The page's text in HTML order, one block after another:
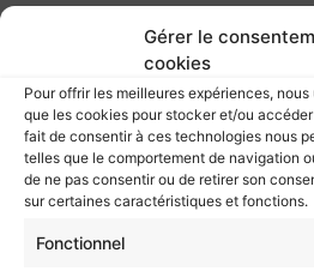
Gérer le
cookies
Pour offrir les meilleures expériences,
que les cookies pour stocker et/ou
fait de consentir à ces technologies nous
telles que le comportement de navigation
de ne pas consentir ou de retirer son
sur certaines caractéristiques et fonctions.
Fonctionnel
mois. Pour déposer une
vous rendre directement à la
PERMIS DE DEMOLIR A BAZENS
Le permis de démolir est une
impérative lorsque l’on souhaite
La demande du permis de